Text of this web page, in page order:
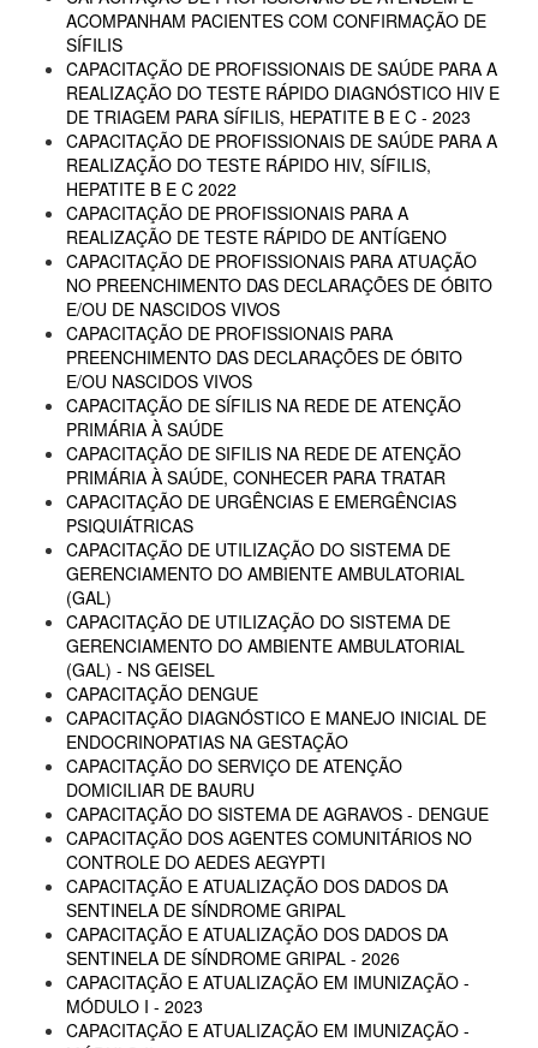
ACOMPANHAM PACIENTES COM CONFIRMAÇÃO DE
SÍFILIS
CAPACITAÇÃO DE PROFISSIONAIS DE SAÚDE PARA A
REALIZAÇÃO DO TESTE RÁPIDO DIAGNÓSTICO HIV E
DE TRIAGEM PARA SÍFILIS, HEPATITE B E C - 2023
CAPACITAÇÃO DE PROFISSIONAIS DE SAÚDE PARA A
REALIZAÇÃO DO TESTE RÁPIDO HIV, SÍFILIS,
HEPATITE B E C 2022
CAPACITAÇÃO DE PROFISSIONAIS PARA A
REALIZAÇÃO DE TESTE RÁPIDO DE ANTÍGENO
CAPACITAÇÃO DE PROFISSIONAIS PARA ATUAÇÃO
NO PREENCHIMENTO DAS DECLARAÇÕES DE ÓBITO
E/OU DE NASCIDOS VIVOS
CAPACITAÇÃO DE PROFISSIONAIS PARA
PREENCHIMENTO DAS DECLARAÇÕES DE ÓBITO
E/OU NASCIDOS VIVOS
CAPACITAÇÃO DE SÍFILIS NA REDE DE ATENÇÃO
PRIMÁRIA À SAÚDE
CAPACITAÇÃO DE SIFILIS NA REDE DE ATENÇÃO
PRIMÁRIA À SAÚDE, CONHECER PARA TRATAR
CAPACITAÇÃO DE URGÊNCIAS E EMERGÊNCIAS
PSIQUIÁTRICAS
CAPACITAÇÃO DE UTILIZAÇÃO DO SISTEMA DE
GERENCIAMENTO DO AMBIENTE AMBULATORIAL
(GAL)
CAPACITAÇÃO DE UTILIZAÇÃO DO SISTEMA DE
GERENCIAMENTO DO AMBIENTE AMBULATORIAL
(GAL) - NS GEISEL
CAPACITAÇÃO DENGUE
CAPACITAÇÃO DIAGNÓSTICO E MANEJO INICIAL DE
ENDOCRINOPATIAS NA GESTAÇÃO
CAPACITAÇÃO DO SERVIÇO DE ATENÇÃO
DOMICILIAR DE BAURU
CAPACITAÇÃO DO SISTEMA DE AGRAVOS - DENGUE
CAPACITAÇÃO DOS AGENTES COMUNITÁRIOS NO
CONTROLE DO AEDES AEGYPTI
CAPACITAÇÃO E ATUALIZAÇÃO DOS DADOS DA
SENTINELA DE SÍNDROME GRIPAL
CAPACITAÇÃO E ATUALIZAÇÃO DOS DADOS DA
SENTINELA DE SÍNDROME GRIPAL - 2026
CAPACITAÇÃO E ATUALIZAÇÃO EM IMUNIZAÇÃO -
MÓDULO I - 2023
CAPACITAÇÃO E ATUALIZAÇÃO EM IMUNIZAÇÃO -